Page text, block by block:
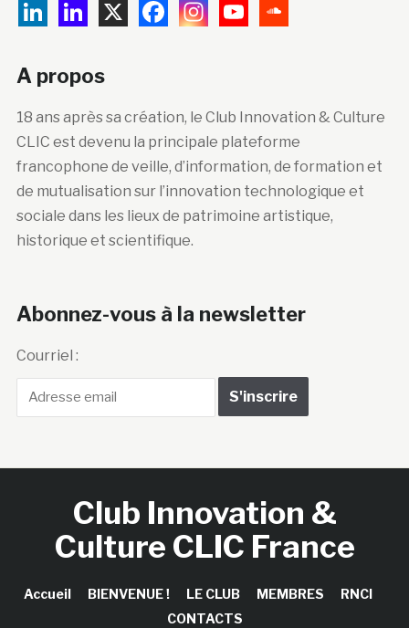
A propos
18 ans après sa création, le Club Innovation & Culture
CLIC est devenu la principale plateforme
francophone de veille, d’information, de formation et
de mutualisation sur l’innovation technologique et
sociale dans les lieux de patrimoine artistique,
historique et scientifique.
Abonnez-vous à la newsletter
Courriel :
Club Innovation &
Culture CLIC France
Accueil BIENVENUE ! LE CLUB MEMBRES
RNCI
CONTACTS